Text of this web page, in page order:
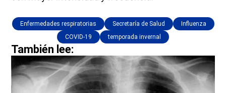
Enfermedades respiratorias Secretaría de Salud
Influenza
COVID-19
temporada invernal
También lee: